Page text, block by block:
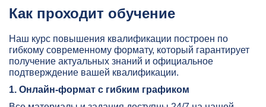
Как проходит обучение
Наш курс повышения квалификации построен по
гибкому современному формату, который гарантирует
получение актуальных знаний и официальное
подтверждение вашей квалификации.
1. Онлайн-формат с гибким графиком